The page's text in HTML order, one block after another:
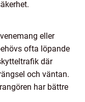
eller
ofta löpande
där
och väntan.
har bättre